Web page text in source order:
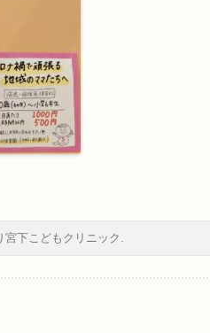
宮下こどもクリニック .